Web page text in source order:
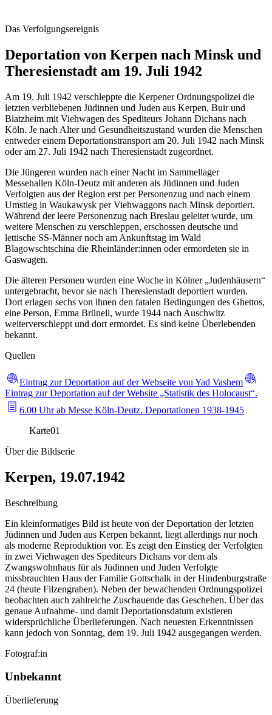
Das Verfolgungsereignis
Deportation von Kerpen nach Minsk und
Theresienstadt am 19. Juli 1942
Am 19. Juli 1942 verschleppte die Kerpener Ordnungspolizei die
letzten verbliebenen Jüdinnen und Juden aus Kerpen, Buir und
Blatzheim mit Viehwagen des Spediteurs Johann Dichans nach
Köln. Je nach Alter und Gesundheitszustand wurden die Menschen
entweder einem Deportationstransport am 20. Juli 1942 nach Minsk
oder am 27. Juli 1942 nach Theresienstadt zugeordnet.
Die Jüngeren wurden nach einer Nacht im Sammellager
Messehallen Köln-Deutz mit anderen als Jüdinnen und Juden
Verfolgten aus der Region erst per Personenzug und nach einem
Umstieg in Waukawysk per Viehwaggons nach Minsk deportiert.
Während der leere Personenzug nach Breslau geleitet wurde, um
weitere Menschen zu verschleppen, erschossen deutsche und
lettische SS-Männer noch am Ankunftstag im Wald
Blagowschtschina die Rheinländer:innen oder ermordeten sie in
Gaswagen.
Die älteren Personen wurden eine Woche in Kölner „Judenhäusern“
untergebracht, bevor sie nach Theresienstadt deportiert wurden.
Dort erlagen sechs von ihnen den fatalen Bedingungen des Ghettos,
eine Person, Emma Brünell, wurde 1944 nach Auschwitz
weiterverschleppt und dort ermordet. Es sind keine Überlebenden
bekannt.
Quellen
Eintrag zur Deportation auf der Webseite von Yad Vashem
Eintrag zur Deportation auf der Website „Statistik des Holocaust“.
6.00 Uhr ab Messe Köln-Deutz. Deportationen 1938-1945
Karte01
Über die Bildserie
Kerpen, 19.07.1942
Beschreibung
Ein kleinformatiges Bild ist heute von der Deportation der letzten
Jüdinnen und Juden aus Kerpen bekannt, liegt allerdings nur noch
als moderne Reproduktion vor. Es zeigt den Einstieg der Verfolgten
in zwei Viehwagen des Spediteurs Dichans vor dem als
Zwangswohnhaus für als Jüdinnen und Juden Verfolgte
missbrauchten Haus der Familie Gottschalk in der Hindenburgstraße
24 (heute Filzengraben). Neben der bewachenden Ordnungspolizei
beobachten auch zahlreiche Zuschauende das Geschehen. Über das
genaue Aufnahme- und damit Deportationsdatum existieren
widersprüchliche Überlieferungen. Nach neuesten Erkenntnissen
kann jedoch von Sonntag, dem 19. Juli 1942 ausgegangen werden.
Fotograf:in
Unbekannt
Überlieferung